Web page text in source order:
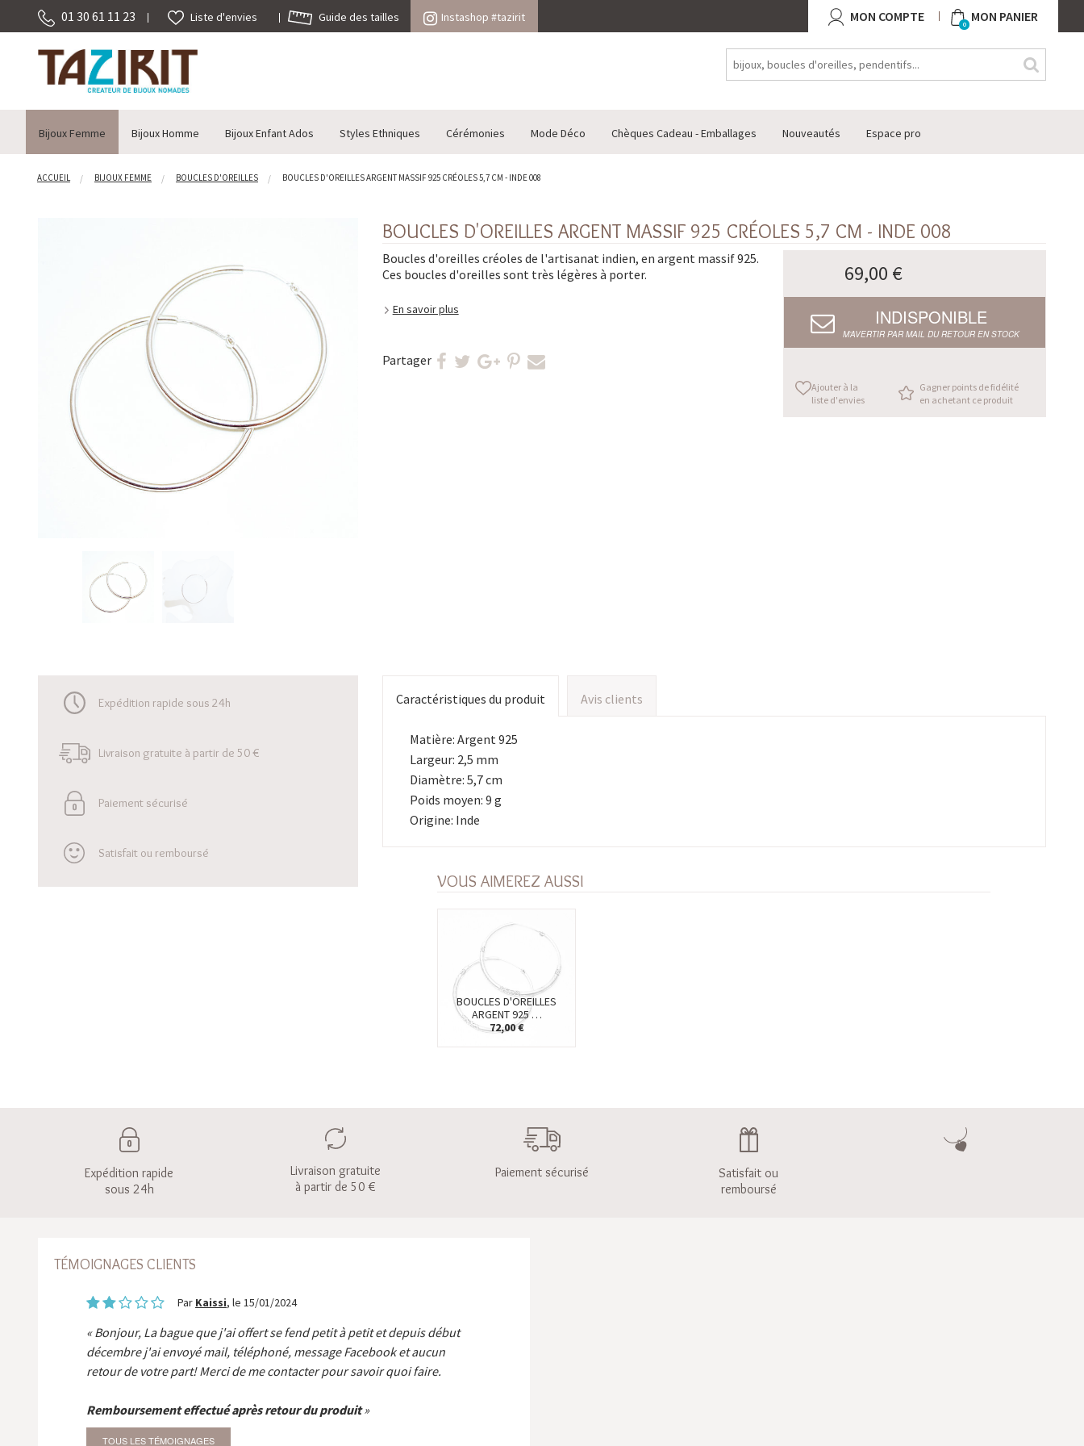
01 30 61 11 23 Liste d'envies Guide des tailles Instashop #tazirit MON COMPTE 0 MON PANIER
Bijoux Femme Bijoux Homme Bijoux Enfant Ados Styles Ethniques Cérémonies Mode Déco Chèques Cadeau - Emballages Nouveautés Espace pro
ACCUEIL BIJOUX FEMME BOUCLES D'OREILLES BOUCLES D'OREILLES ARGENT MASSIF 925 CRÉOLES 5,7 CM - INDE 008
BOUCLES D'OREILLES ARGENT MASSIF 925 CRÉOLES 5,7 CM - INDE 008
Boucles d'oreilles créoles de l'artisanat indien, en argent massif 925.
Ces boucles d'oreilles sont très légères à porter.
En savoir plus
Partager
69,00 €
INDISPONIBLE
M’AVERTIR PAR MAIL DU RETOUR EN STOCK
Ajouter à la
liste d'envies
Gagner points de fidélité
en achetant ce produit
Expédition rapide sous 24h
Livraison gratuite à partir de 50 €
Paiement sécurisé
Satisfait ou remboursé
Caractéristiques du produit Avis clients
Matière: Argent 925
Largeur: 2,5 mm
Diamètre: 5,7 cm
Poids moyen: 9 g
Origine: Inde
VOUS AIMEREZ AUSSI
BOUCLES D'OREILLES
ARGENT 925 …
72,00 €
Expédition rapide
sous 24h
Livraison gratuite
à partir de 50 €
Paiement sécurisé
Satisfait ou
remboursé
TÉMOIGNAGES CLIENTS
Par Kaissi, le 15/01/2024
Bonjour, La bague que j'ai offert se fend petit à petit et depuis début
décembre j'ai envoyé mail, téléphoné, message Facebook et aucun
retour de votre part! Merci de me contacter pour savoir quoi faire.
Remboursement effectué après retour du produit
TOUS LES TÉMOIGNAGES